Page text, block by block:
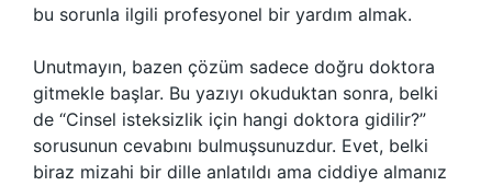
bu sorunla ilgili profesyonel bir yardım almak.
Unutmayın, bazen çözüm sadece doğru doktora
gitmekle başlar. Bu yazıyı okuduktan sonra, belki
de “Cinsel isteksizlik için hangi doktora gidilir?”
sorusunun cevabını bulmuşsunuzdur. Evet, belki
biraz mizahi bir dille anlatıldı ama ciddiye almanız